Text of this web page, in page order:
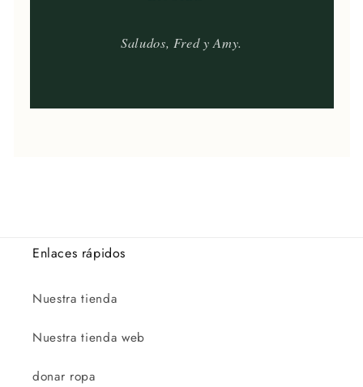
Saludos, Fred y Amy.
Enlaces rápidos
Nuestra tienda
Nuestra tienda web
donar ropa